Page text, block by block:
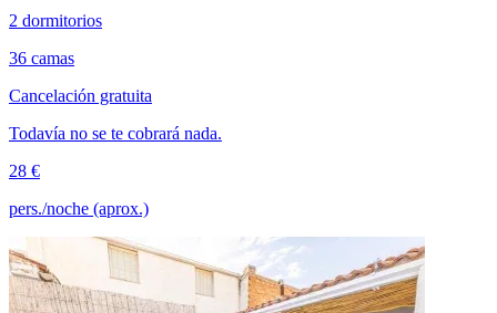
2 dormitorios
36 camas
Cancelación gratuita
Todavía no se te cobrará nada.
28 €
pers./noche (aprox.)